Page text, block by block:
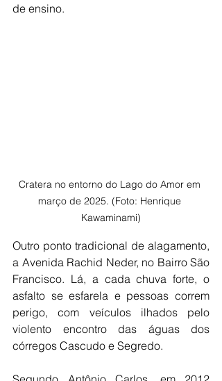
de ensino.
Cratera no entorno do Lago do Amor em
março de 2025. (Foto: Henrique
Kawaminami)
Outro ponto tradicional de alagamento,
a Avenida Rachid Neder, no Bairro São
Francisco. Lá, a cada chuva forte, o
asfalto se esfarela e pessoas correm
perigo, com veículos ilhados pelo
violento encontro das águas dos
córregos Cascudo e Segredo.